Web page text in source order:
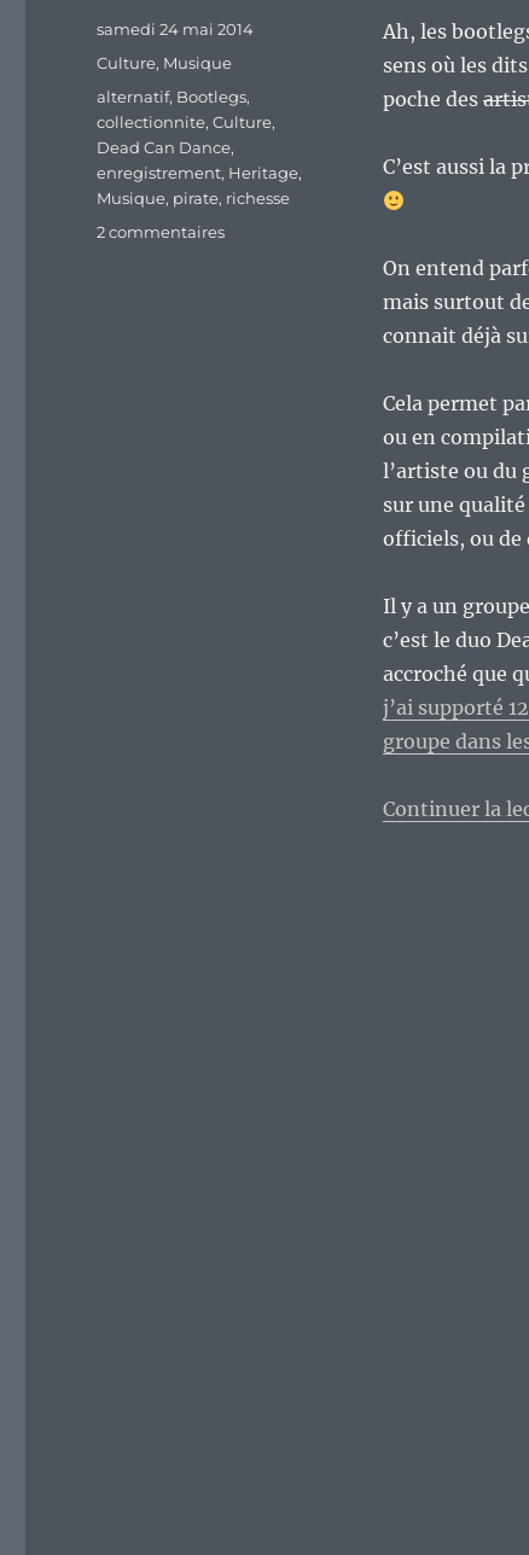
Ah, les
sens où les
poche des
C’est aussi la
On entend
mais surtout
connait déjà
Cela permet
ou en
l’artiste ou du
sur une
officiels, ou de
Il y a un
c’est le duo
accroché que
j’ai supporté
groupe dans
Continuer la
Publié
samedi 24 mai 2014
Catégories
Culture, Musique
Étiquettes
alternatif, Bootlegs,
collectionnite,Culture,
Dead Can Dance,
enregistrement, Heritage,
Musique, pirate, richesse
2 commentairessur